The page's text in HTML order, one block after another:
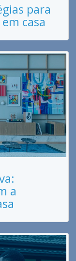
para
casa
a